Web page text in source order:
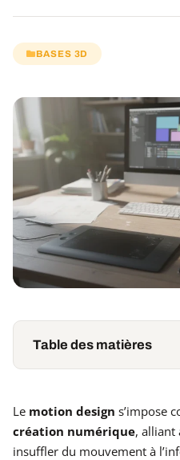
BASES 3D
Table des matières
Le motion design s’impose
création numérique, alliant
insuffler du mouvement à